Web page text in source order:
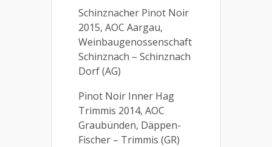
Schinznacher Pinot Noir
2015, AOC Aargau,
Weinbaugenossenschaft
Schinznach – Schinznach
Dorf (AG)
Pinot Noir Inner Hag
Trimmis 2014, AOC
Graubünden, Däppen-
Fischer – Trimmis (GR)